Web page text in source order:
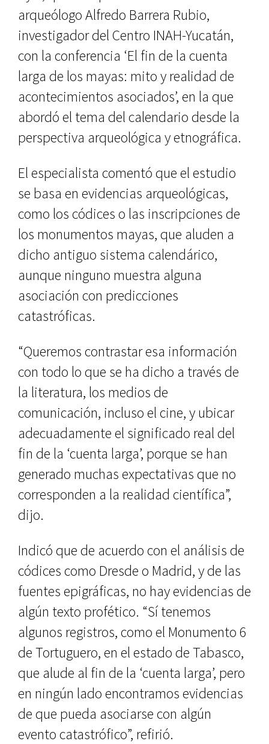
arqueólogo Alfredo Barrera Ru­bio,
investigador del Centro INAH-Yucatán,
con la conferencia ‘El fin de la cuenta
larga de los mayas: mito y realidad de
acontecimientos asocia­dos’, en la que
abordó el tema del ca­lendario desde la
perspectiva arqueo­lógica y etnográfica.
El especialista comentó que el es­tudio
se basa en evidencias arqueoló­gicas,
como los códices o las inscrip­ciones de
los monumentos mayas, que aluden a
dicho antiguo sistema calendárico,
aunque ninguno mues­tra alguna
asociación con prediccio­nes
catastróficas.
“Queremos contrastar esa infor­mación
con todo lo que se ha dicho a través de
la literatura, los medios de
comunicación, incluso el cine, y ubi­car
adecuadamente el significado real del
fin de la ‘cuenta larga’, por­que se han
generado muchas expec­tativas que no
corresponden a la rea­lidad científica”,
dijo.
Indicó que de acuerdo con el aná­lisis de
códices como Dresde o Ma­drid, y de las
fuentes epigráficas, no hay evidencias de
algún texto proféti­co. “Sí tenemos
algunos registros, co­mo el Monumento 6
de Tortuguero, en el estado de Tabasco,
que alude al fin de la ‘cuenta larga’, pero
en ningún lado encontramos evidencias
de que pueda asociarse con algún
evento ca­tastrófico”, refirió.